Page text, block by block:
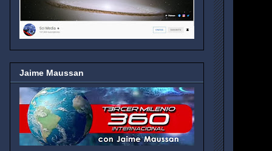
Jaime Maussan